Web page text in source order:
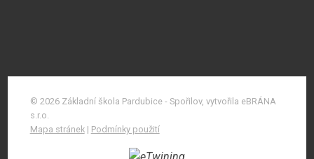
© 2026 Základní škola Pardubice - Spořilov, vytvořila eBRÁNA
s.r.o.
Mapa stránek| Podmínky použití